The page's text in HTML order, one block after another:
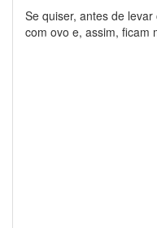
Se quiser, antes de
com ovo e, assim, ficam